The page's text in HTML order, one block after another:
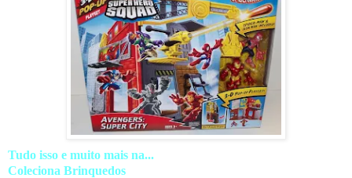
Tudo isso e muito mais na...
Coleciona Brinquedos